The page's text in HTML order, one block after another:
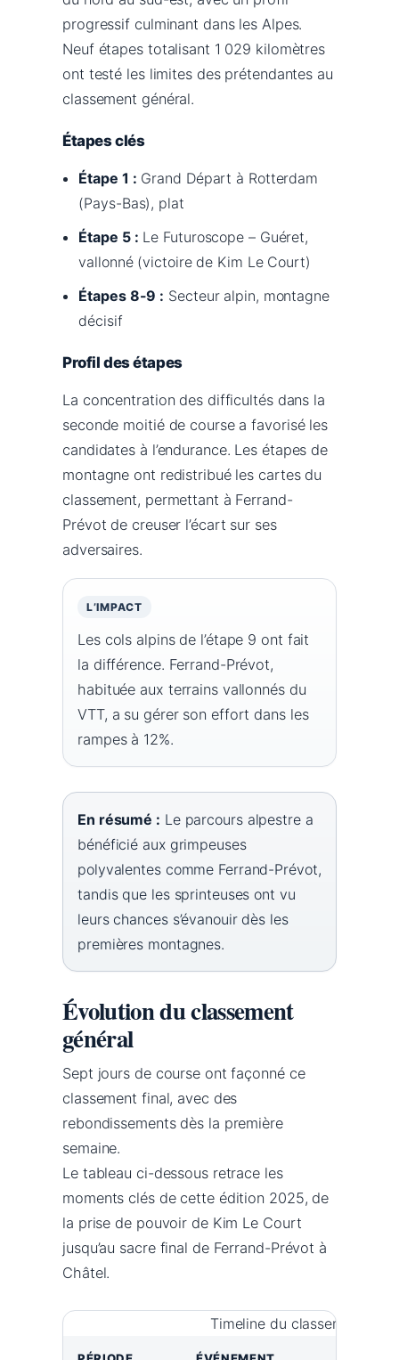
progressif culminant dans les Alpes.
Neuf étapes totalisant 1 029 kilomètres
ont testé les limites des prétendantes au
classement général.
Étapes clés
Étape 1 : Grand Départ à Rotterdam
(Pays-Bas), plat
Étape 5 : Le Futuroscope – Guéret,
vallonné (victoire de Kim Le Court)
Étapes 8-9 : Secteur alpin, montagne
décisif
Profil des étapes
La concentration des difficultés dans la
seconde moitié de course a favorisé les
candidates à l’endurance. Les étapes de
montagne ont redistribué les cartes du
classement, permettant à Ferrand-
Prévot de creuser l’écart sur ses
adversaires.
L’IMPACT
Les cols alpins de l’étape 9 ont fait
la différence. Ferrand-Prévot,
habituée aux terrains vallonnés du
VTT, a su gérer son effort dans les
rampes à 12%.
En résumé : Le parcours alpestre a
bénéficié aux grimpeuses
polyvalentes comme Ferrand-Prévot,
tandis que les sprinteuses ont vu
leurs chances s’évanouir dès les
premières montagnes.
Évolution du classement
général
Sept jours de course ont façonné ce
classement final, avec des
rebondissements dès la première
semaine.
Le tableau ci-dessous retrace les
moments clés de cette édition 2025, de
la prise de pouvoir de Kim Le Court
jusqu’au sacre final de Ferrand-Prévot à
Châtel.
Timeline du classement